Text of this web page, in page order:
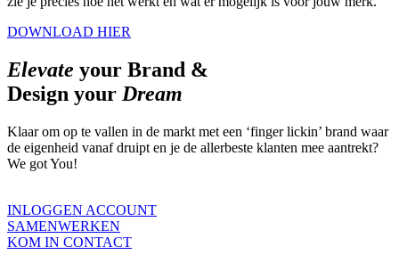
DOWNLOAD HIER
Elevate your Brand &
Design your Dream
Klaar om op te vallen in de markt met een ‘finger lickin’ brand waar
de eigenheid vanaf druipt en je de allerbeste klanten mee aantrekt?
We got You!
INLOGGEN ACCOUNT
SAMENWERKEN
KOM IN CONTACT